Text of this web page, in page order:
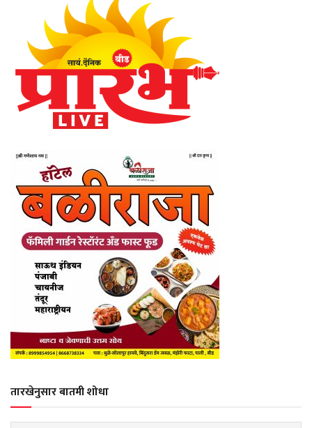
तारखेनुसार बातमी शोधा